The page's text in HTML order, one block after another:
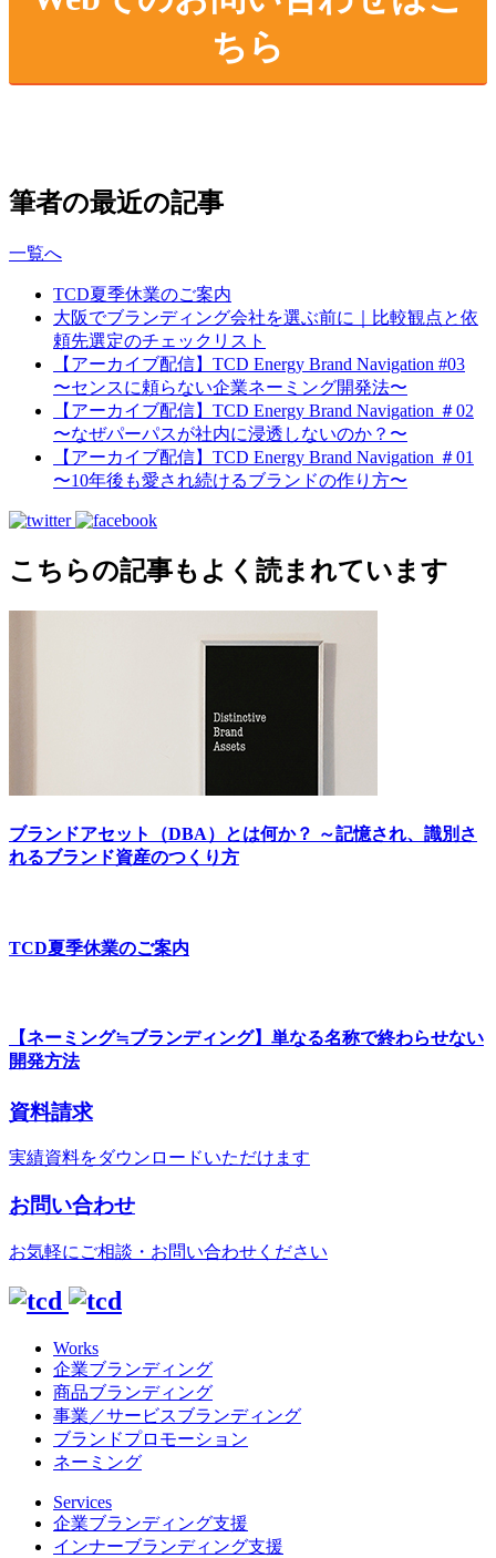
ちら
筆者の最近の記事
一覧へ
TCD夏季休業のご案内
大阪でブランディング会社を選ぶ前に｜比較観点と依
頼先選定のチェックリスト
【アーカイブ配信】TCD Energy Brand Navigation #03
〜センスに頼らない企業ネーミング開発法〜
【アーカイブ配信】TCD Energy Brand Navigation ＃02
〜なぜパーパスが社内に浸透しないのか？〜
【アーカイブ配信】TCD Energy Brand Navigation ＃01
〜10年後も愛され続けるブランドの作り方〜
こちらの記事もよく読まれています
ブランドアセット（DBA）とは何か？ ～記憶され、識別さ
れるブランド資産のつくり方
TCD夏季休業のご案内
【ネーミング≒ブランディング】単なる名称で終わらせない
開発方法
資料請求
実績資料をダウンロードいただけます
お問い合わせ
お気軽にご相談・お問い合わせください
Works
企業ブランディング
商品ブランディング
事業／サービスブランディング
ブランドプロモーション
ネーミング
Services
企業ブランディング支援
インナーブランディング支援